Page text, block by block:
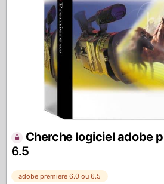
Cherche logiciel adobe
6.5
adobe premiere 6.0 ou 6.5